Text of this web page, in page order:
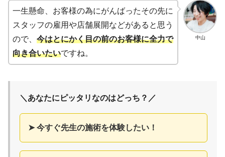
中山
一生懸命、お客様の為にがんばったその先に
スタッフの雇用や店舗展開などがあると思う
ので、 今はとにかく目の前のお客様に全力で
向き合いたいですね。
＼あなたにピッタリなのはどっち？／
➤ 今すぐ先生の施術を体験したい！